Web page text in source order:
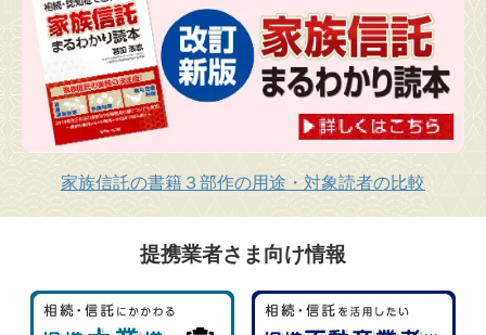
家族信託の書籍３部作の用途・対象読者の比較
提携業者さま向け情報